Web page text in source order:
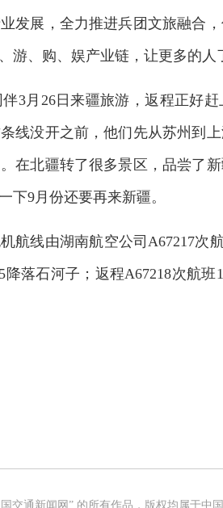
发展，全力推进兵团文旅融合
游、购、娱产业链，让更多的人
3月26日来疆旅游，返程正好
线没开之前，他们先从苏州到上
在北疆转了很多景区，品尝了
下9月份还要再来新疆。
航线由湖南航空公司A67217次
落石河子；返程A67218次航班
交通新闻网” 的所有作品，版权均属于中